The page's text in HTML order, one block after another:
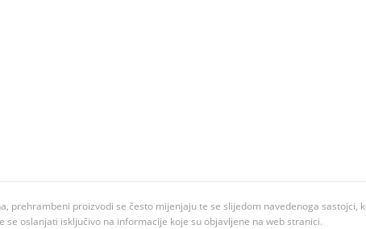
prehrambeni proizvodi se često mijenjaju te se slijedom navedenoga
oslanjati isključivo na informacije koje su objavljene na web stranici.